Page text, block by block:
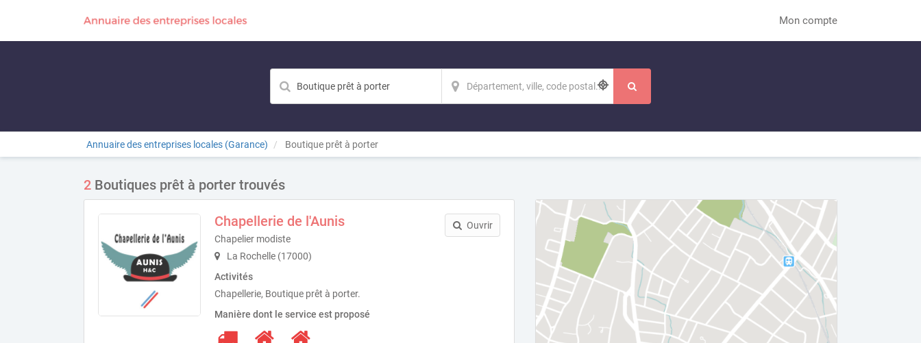
Mon compte
Annuaire des entreprises locales (Garance) Boutique prêt à porter
2 Boutiques prêt à porter trouvés
Chapellerie de l'Aunis
Chapelier modiste
La Rochelle (17000)
Activités
Chapellerie, Boutique prêt à porter.
Manière dont le service est proposé
Ouvrir